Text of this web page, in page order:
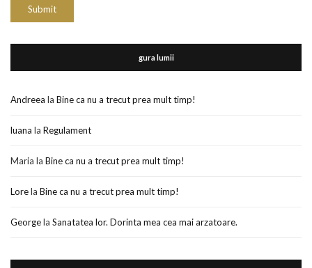
gura lumii
Andreea la Bine ca nu a trecut prea mult timp!
luana la Regulament
Maria la Bine ca nu a trecut prea mult timp!
Lorela Bine ca nu a trecut prea mult timp!
Georgela Sanatatea lor. Dorinta mea cea mai arzatoare.